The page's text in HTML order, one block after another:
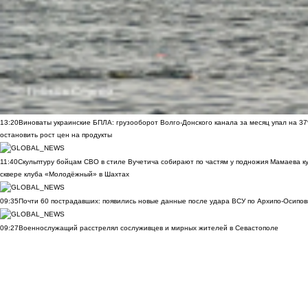
13:20Виноваты украинские БПЛА: грузооборот Волго-Донского канала за месяц упал на
остановить рост цен на продукты
11:40Скульптуру бойцам СВО в стиле Вучетича собирают по частям у подножия Мамаева
сквере клуба «Молодёжный» в Шахтах
09:35Почти 60 пострадавших: появились новые данные после удара ВСУ по Архипо-
09:27Военнослужащий расстрелял сослуживцев и мирных жителей в Севастополе